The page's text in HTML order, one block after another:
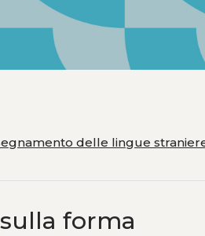
delle lingue
forma